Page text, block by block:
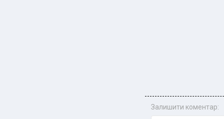
Залишити коментар: